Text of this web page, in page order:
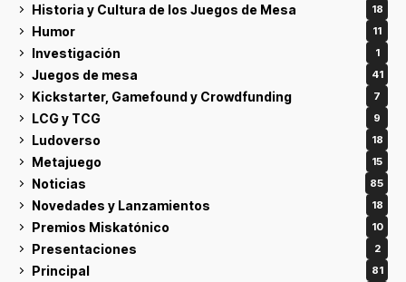
Historia y Cultura de los Juegos de Mesa 18
Humor 11
Investigación 1
Juegos de mesa 41
Kickstarter, Gamefound y Crowdfunding 7
LCG y TCG 9
Ludoverso 18
Metajuego 15
Noticias 85
Novedades y Lanzamientos 18
Premios Miskatónico 10
Presentaciones 2
Principal 81